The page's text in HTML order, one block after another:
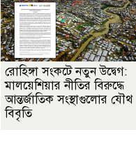
রোহিঙ্গা সংকটে নতুন উদ্বেগ:
মালয়েশিয়ার নীতির বিরুদ্ধে
আন্তর্জাতিক সংস্থাগুলোর যৌথ
বিবৃতি